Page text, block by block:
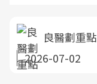
良醫劃重點
2026-07-02